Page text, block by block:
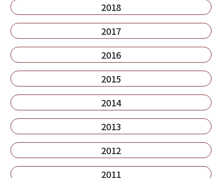
2018
2017
2016
2015
2014
2013
2012
2011